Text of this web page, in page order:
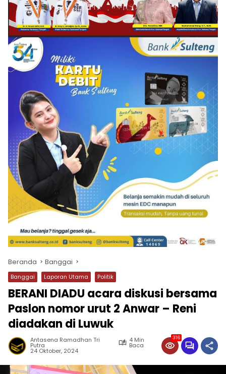
Beranda Banggai
Banggai Laporan Utama Politik
BERANI DIADU acara diskusi bersama
Paslon nomor urut 2 Anwar – Reni
diadakan di Luwuk
Antasena Ramadhan Tri
Putra
4 Min
Baca
24 Oktober, 2024
316